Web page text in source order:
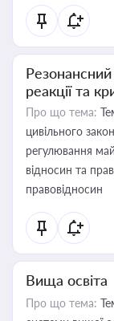
реакції та
Про що тема:
цивільного
регулювання
відносин та
правовідносин
Вища освіта
Про що тема: